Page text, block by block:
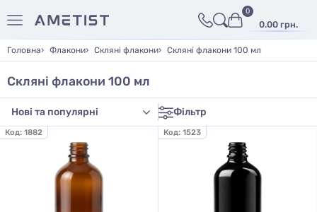
0.00 грн.
0
Головна Флакони Скляні флакони Скляні флакони 100 мл
Скляні флакони 100 мл
Фільтр
Код: 1882 Код: 1523